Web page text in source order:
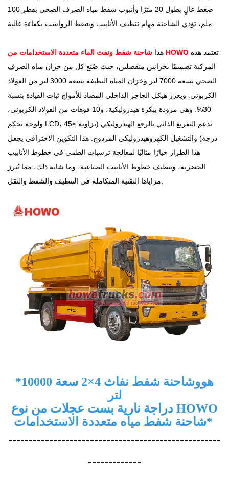
ضغط عالٍ بطول 20 مترًا وأنبوب شفط مياه الصرف الصحي بقطر 100
هذا شاحنة شفط ونفث الماء متعددة الاستخدامات من HOWO
المركبة تصميمًا بخزانين منفصلين، حيث صُنع كل من خزان مياه الصرف
الصحي بسعة 7000 لتر وخزان المياه النظيفة بسعة 3000 لتر من الفولاذ
الكربوني. ويعزز هيكل الحاجز الداخلي المضاد للأمواج ثبات القيادة بنسبة
30%. وهي مزودة ببكرة هيدروليكية، و10 فوهات من الفولاذ الكربوني،
ولوحة تحكم LCD، تدعم التفريغ الذاتي بالرفع الهيدروليكي (بزاوية ≥45
درجة) والتشغيل الكهروهيدروليكي المزدوج. هذا التكوين الاحترافي يجعل
هذا الطراز خيارًا مثاليًا لمعالجة ترسبات الطمي في خطوط الأنابيب
الحضرية، وتنظيف خطوط الأنابيب الصناعية، وما شابه ذلك، مما يُبرز
* هوو
شاحنة شفط نفاث 4×2 سعة 10000
لتر
دراجة نارية بست عجلات من نوع HOWO
شاحنة شفط مياه متعددة الاستخدامات*
----------------------------------------------------
-------------